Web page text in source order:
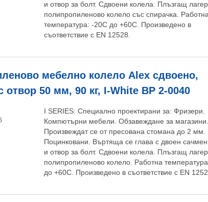
и отвор за болт. Сдвоени колела. Плъзгащ
полипропиленово колело със спирачка.
температура: -20С до +60C. Произведено в
съответствие с EN 12528.
мебелно колело Alex сдвоено,
отвор 50 мм, 90 кг, I-White BP 2-0040
I SERIES: Специално проектирани за: Фризери.
Компютърни мебели. Обзавеждане за магазини.
Произвеждат се от пресована стомана до 2 мм.
Поцинковани. Въртяща се глава с двоен
и отвор за болт. Сдвоени колела. Плъзгащ
полипропиленово колело. Работна
до +60C. Произведено в съответствие с EN